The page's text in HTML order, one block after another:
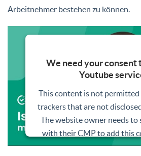
Arbeitnehmer bestehen zu können.
We need your consent
Youtube
This content is not
trackers that are not
The website owner needs to
with their CMP to add this
list of technologies